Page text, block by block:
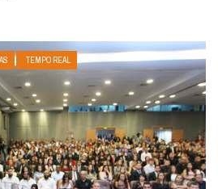
TEMPO REAL